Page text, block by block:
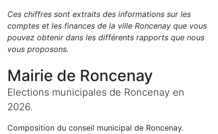
Ces chiffres sont extraits des informations sur les
comptes et les finances de la ville Roncenay que vous
pouvez obtenir dans les différents rapports que nous
vous proposons.
Mairie de Roncenay
Elections municipales de Roncenay en
2026.
Composition du conseil municipal de Roncenay.